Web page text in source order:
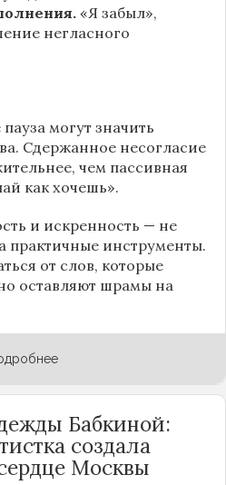
«Я забыл»,
негласного
могут значить
Сдержанное несогласие
чем пассивная
как хочешь».
и искренность — не
практичные инструменты.
от слов, которые
оставляют шрамы на
Бабкиной:
создала
Москвы